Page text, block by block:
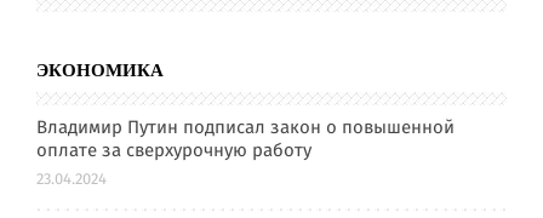
ЭКОНОМИКА
Владимир Путин подписал закон о повышенной
оплате за сверхурочную работу
23.04.2024